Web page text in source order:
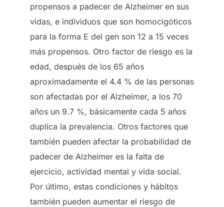
propensos a padecer de Alzheimer en sus
vidas, e individuos que son homocigóticos
para la forma E del gen son 12 a 15 veces
más propensos. Otro factor de riesgo es la
edad, después de los 65 años
aproximadamente el 4.4 % de las personas
son afectadas por el Alzheimer, a los 70
años un 9.7 %, básicamente cada 5 años
duplica la prevalencia. Otros factores que
también pueden afectar la probabilidad de
padecer de Alzheimer es la falta de
ejercicio, actividad mental y vida social.
Por último, estas condiciones y hábitos
también pueden aumentar el riesgo de